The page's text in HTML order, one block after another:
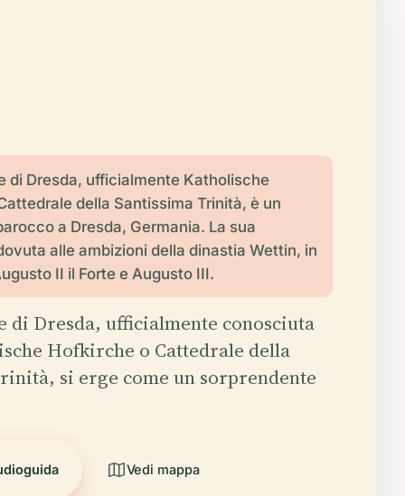
di Dresda, ufficialmente Katholische
della Santissima Trinità, è un
a Dresda, Germania. La sua
alle ambizioni della dinastia Wettin, in
II il Forte e Augusto III.
di Dresda, ufficialmente conosciuta
Hofkirche o Cattedrale della
si erge come un sorprendente
Vedi mappa